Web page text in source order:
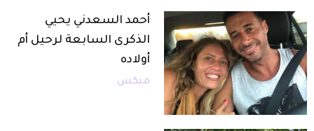
أحمد السعدني يحيي
الذكرى السابعة لرحيل أم
أولاده
ميكس